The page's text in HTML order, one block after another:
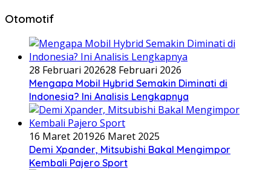
Otomotif
28 Februari 202628 Februari 2026
Mengapa Mobil Hybrid Semakin Diminati di
Indonesia? Ini Analisis Lengkapnya
16 Maret 201926 Maret 2025
Demi Xpander, Mitsubishi Bakal Mengimpor
Kembali Pajero Sport